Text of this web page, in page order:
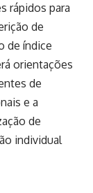
rápidos para
de
de índice
orientações
de
e a
de
individual